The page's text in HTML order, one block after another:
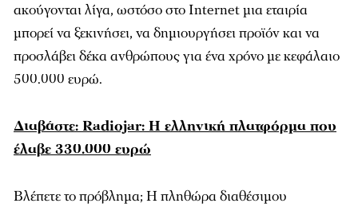
ακούγονται λίγα, ωστόσο στο Internet μια εταιρία
μπορεί να ξεκινήσει, να δημιουργήσει προϊόν και να
προσλάβει δέκα ανθρώπους για ένα χρόνο με κεφάλαιο
500.000 ευρώ.
Διαβάστε: Radiojar: Η ελληνική πλατφόρμα που
έλαβε 330.000 ευρώ
Βλέπετε το πρόβλημα; Η πληθώρα διαθέσιμου